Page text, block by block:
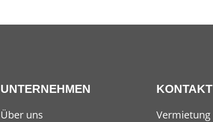
UNTERNEHMEN
Über uns
KONTAKT
Vermietung